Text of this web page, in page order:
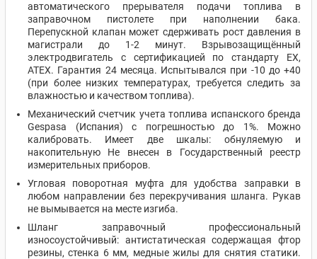
автоматического прерывателя подачи топлива в
заправочном пистолете при наполнении бака.
Перепускной клапан может сдерживать рост давления в
магистрали до 1-2 минут. Взрывозащищённый
электродвигатель с сертификацией по стандарту EX,
ATEX. Гарантия 24 месяца. Испытывался при -10 до +40
(при более низких температурах, требуется следить за
влажностью и качеством топлива).
Механический счетчик учета топлива испанского бренда
Gespasa (Испания) с погрешностью до 1%. Можно
калибровать. Имеет две шкалы: обнуляемую и
накопительную Не внесен в Государственный реестр
измерительных приборов.
Угловая поворотная муфта для удобства заправки в
любом направлении без перекручивания шланга. Рукав
не вымывается на месте изгиба.
Шланг заправочный профессиональный
износоустойчивый: антистатическая содержащая фтор
резины, стенка 6 мм, медные жилы для снятия статики.